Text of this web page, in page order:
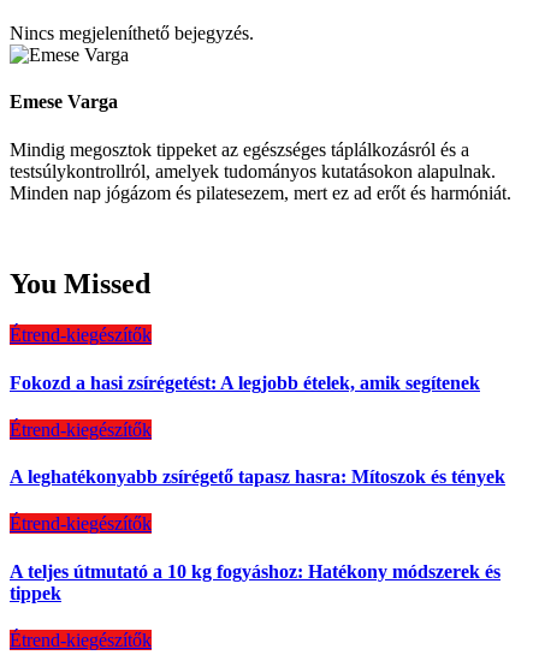
Nincs megjeleníthető bejegyzés.
Emese Varga
Mindig megosztok tippeket az egészséges táplálkozásról és a
testsúlykontrollról, amelyek tudományos kutatásokon alapulnak.
Minden nap jógázom és pilatesezem, mert ez ad erőt és harmóniát.
You Missed
Étrend-kiegészítők
Fokozd a hasi zsírégetést: A legjobb ételek, amik segítenek
Étrend-kiegészítők
A leghatékonyabb zsírégető tapasz hasra: Mítoszok és tények
Étrend-kiegészítők
A teljes útmutató a 10 kg fogyáshoz: Hatékony módszerek és
tippek
Étrend-kiegészítők